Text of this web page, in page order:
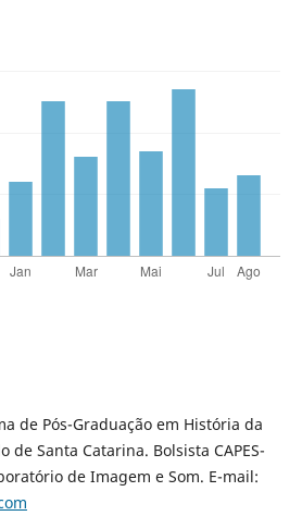
de Pós-Graduação em História da
de Santa Catarina. Bolsista CAPES-
de Imagem e Som. E-mail: